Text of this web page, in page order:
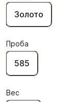
Золото
Проба
585
Вес